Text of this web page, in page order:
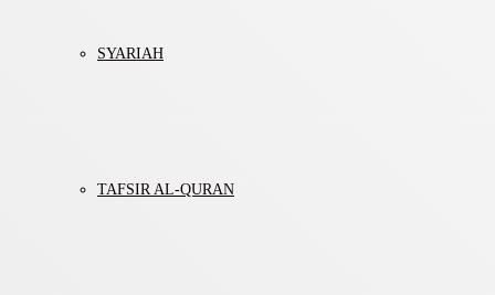
SYARIAH
TAFSIR AL-QURAN